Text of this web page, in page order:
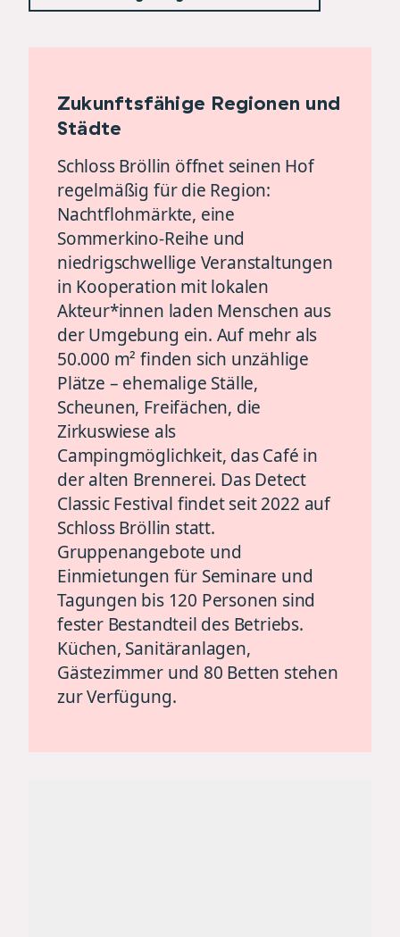
Zukunftsfähige Regionen und
Städte
Schloss Bröllin öffnet seinen Hof
regelmäßig für die Region:
Nachtflohmärkte, eine
Sommerkino-Reihe und
niedrigschwellige Veranstaltungen
in Kooperation mit lokalen
Akteur*innen laden Menschen aus
der Umgebung ein. Auf mehr als
50.000 m² finden sich unzählige
Plätze – ehemalige Ställe,
Scheunen, Freifächen, die
Zirkuswiese als
Campingmöglichkeit, das Café in
der alten Brennerei. Das Detect
Classic Festival findet seit 2022 auf
Schloss Bröllin statt.
Gruppenangebote und
Einmietungen für Seminare und
Tagungen bis 120 Personen sind
fester Bestandteil des Betriebs.
Küchen, Sanitäranlagen,
Gästezimmer und 80 Betten stehen
zur Verfügung.